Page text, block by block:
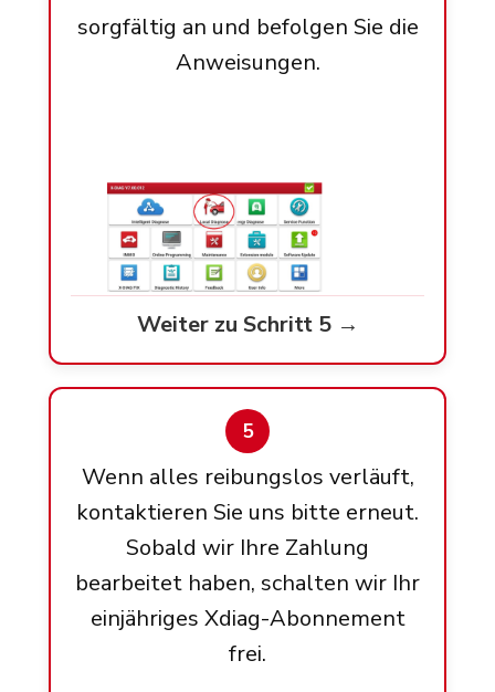
sorgfältig an und befolgen Sie die
Anweisungen.
Weiter zu Schritt 5 →
5
Wenn alles reibungslos verläuft,
kontaktieren Sie uns bitte erneut.
Sobald wir Ihre Zahlung
bearbeitet haben, schalten wir Ihr
einjähriges Xdiag-Abonnement
frei.